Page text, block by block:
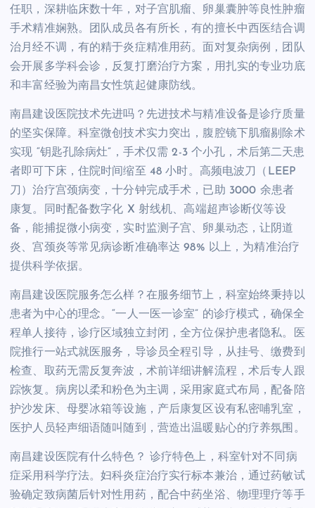
任职，深耕临床数十年，对子宫肌瘤、卵巢囊肿等良性肿瘤
手术精准娴熟。团队成员各有所长，有的擅长中西医结合调
治月经不调，有的精于炎症精准用药。面对复杂病例，团队
会开展多学科会诊，反复打磨治疗方案，用扎实的专业功底
和丰富经验为南昌女性筑起健康防线。
南昌建设医院技术先进吗？先进技术与精准设备是诊疗质量
的坚实保障。科室微创技术实力突出，腹腔镜下肌瘤剔除术
实现 “钥匙孔除病灶”，手术仅需 2-3 个小孔，术后第二天患
者即可下床，住院时间缩至 48 小时。高频电波刀（LEEP
刀）治疗宫颈病变，十分钟完成手术，已助 3000 余患者
康复。同时配备数字化 X 射线机、高端超声诊断仪等设
备，能捕捉微小病变，实时监测子宫、卵巢动态，让阴道
炎、宫颈炎等常见病诊断准确率达 98% 以上，为精准治疗
提供科学依据。
南昌建设医院服务怎么样？在服务细节上，科室始终秉持以
患者为中心的理念。“一人一医一诊室” 的诊疗模式，确保全
程单人接待，诊疗区域独立封闭，全方位保护患者隐私。医
院推行一站式就医服务，导诊员全程引导，从挂号、缴费到
检查、取药无需反复奔波，术前详细讲解流程，术后专人跟
踪恢复。病房以柔和粉色为主调，采用家庭式布局，配备陪
护沙发床、母婴冰箱等设施，产后康复区设有私密哺乳室，
医护人员轻声细语随叫随到，营造出温暖贴心的疗养氛围。
南昌建设医院有什么特色？ 诊疗特色上，科室针对不同病
症采用科学疗法。妇科炎症治疗实行标本兼治，通过药敏试
验确定致病菌后针对性用药，配合中药坐浴、物理理疗等手